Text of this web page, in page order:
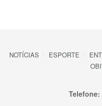
NOTÍCIAS ESPORTE
Telefone: